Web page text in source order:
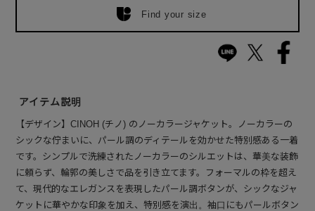
Find your size
アイテム説明
【デザイン】CINOH (チノ) のノーカラージャケット。ノーカラーの
シックな佇まいに、パール調のディテールを効かせた特別感ある一着
です。シンプルで洗練されたノーカラーのシルエットは、華美な装飾
に頼らず、輪郭の美しさで品を引き立てます。フォーマルの枠を超え
て、現代的なエレガンスを表現したパール調ボタンが、シックなジャ
ケットに華やかな印象を加え、特別感を演出。袖口にもパールボタン